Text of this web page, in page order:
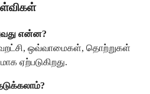
என்ன?
ஒவ்வாமைகள், தொற்றுகள்
ஏற்படுகிறது.